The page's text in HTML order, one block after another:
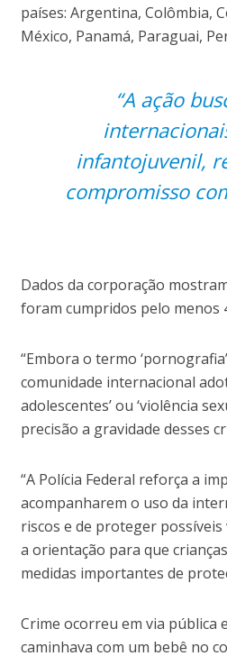
países: Argentina, Colômbia,
México, Panamá, Paraguai,
“A ação
infantojuvenil,
compromisso
Dados da corporação
foram cumpridos pelo menos
“Embora o termo
comunidade internacional
adolescentes’ ou ‘violência
precisão a gravidade desses
“A Polícia Federal reforça a
acompanharem o uso da
riscos e de proteger
a orientação para que
medidas importantes de
Crime ocorreu em via pública
caminhava com um bebê no